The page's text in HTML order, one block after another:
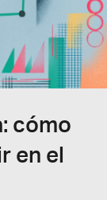
cómo
en el